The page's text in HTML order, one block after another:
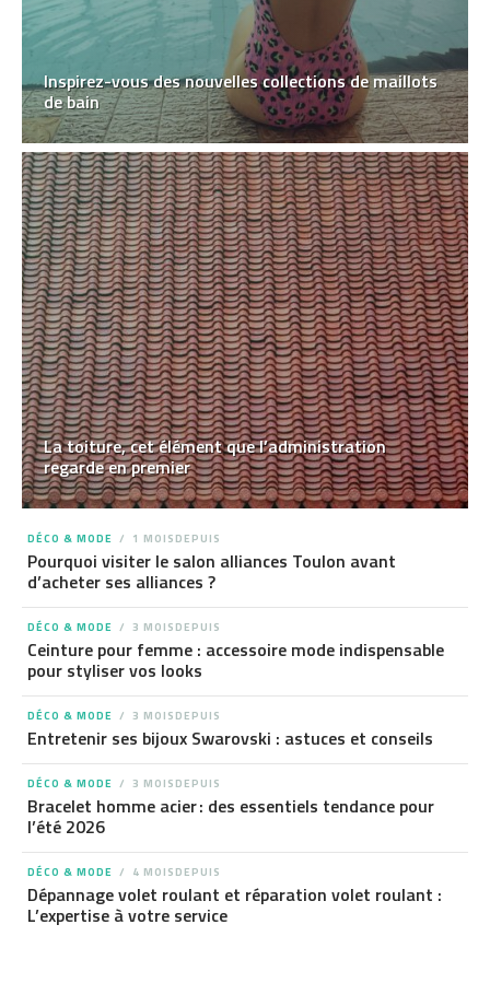
Inspirez-vous des nouvelles collections de maillots
de bain
La toiture, cet élément que l’administration
regarde en premier
DÉCO & MODE 1 MOISDEPUIS
Pourquoi visiter le salon alliances Toulon avant
d’acheter ses alliances ?
DÉCO & MODE 3 MOISDEPUIS
Ceinture pour femme : accessoire mode indispensable
pour styliser vos looks
DÉCO & MODE 3 MOISDEPUIS
Entretenir ses bijoux Swarovski : astuces et conseils
DÉCO & MODE 3 MOISDEPUIS
Bracelet homme acier : des essentiels tendance pour
l’été 2026
DÉCO & MODE 4 MOISDEPUIS
Dépannage volet roulant et réparation volet roulant :
L’expertise à votre service